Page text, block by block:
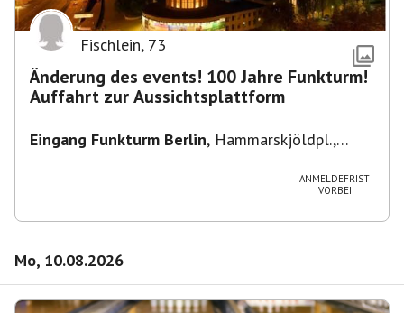
Fischlein, 73
Änderung des events! 100 Jahre Funkturm!
Auffahrt zur Aussichtsplattform
Eingang Funkturm Berlin, Hammarskjöldpl.,
ANMELDEFRIST
VORBEI
Mo, 10.08.2026